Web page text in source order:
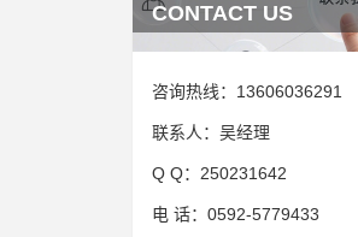
CONTACT US
咨询热线： 13606036291
联系人： 吴经理
Q Q： 250231642
电 话： 0592-5779433